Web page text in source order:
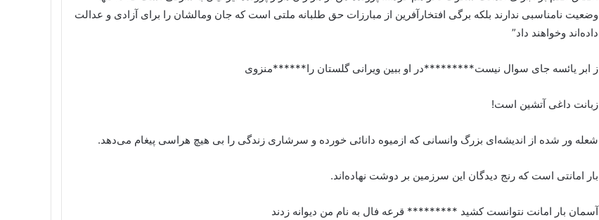
وضعیت نامناسبی ندارند بلکه برگی افتخارآفرین از مبارزات حق طلبانه ملتی است که جان ومالشان را برای آزادی و عدالت
داده‌اند وخواهند داد”
ز ابر یائسه جای سوال نیست*********در او ببین ویرانی گلستان را******منزوی
زبانت داغی آتشین است!
شعله ور شده از اندیشه‌ای بزرگ وانسانی که ازمیوه دانائی خورده و سرشاری زندگی را بی هیچ هراسی پیغام می‌دهد.
بار امانتی است که رنج دیدگان این سرزمین بر دوشت نهاده‌اند.
آسمان بار امانت نتوانست کشید ********* قرعه فال به نام من دیوانه زدند